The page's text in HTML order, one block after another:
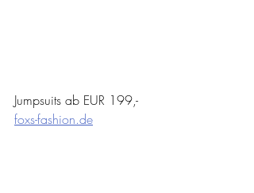
Jumpsuits ab EUR 199,-
foxs-fashion.de